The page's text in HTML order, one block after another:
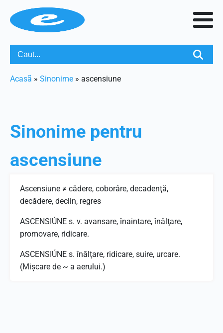
Acasã » Sinonime » ascensiune
Sinonime pentru
ascensiune
Ascensiune ≠ cădere, coborâre, decadenţă,
decădere, declin, regres
ASCENSIÚNE s. v. avansare, înaintare, înălţare,
promovare, ridicare.
ASCENSIÚNE s. înălţare, ridicare, suire, urcare.
(Mişcare de ~ a aerului.)